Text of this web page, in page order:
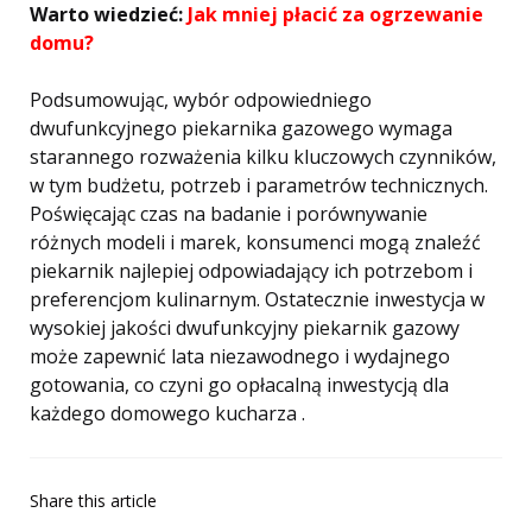
Warto wiedzieć: Jak mniej płacić za ogrzewanie
domu?
Podsumowując, wybór odpowiedniego
dwufunkcyjnego piekarnika gazowego wymaga
starannego rozważenia kilku kluczowych czynników,
w tym budżetu, potrzeb i parametrów technicznych.
Poświęcając czas na badanie i porównywanie
różnych modeli i marek, konsumenci mogą znaleźć
piekarnik najlepiej odpowiadający ich potrzebom i
preferencjom kulinarnym. Ostatecznie inwestycja w
wysokiej jakości dwufunkcyjny piekarnik gazowy
może zapewnić lata niezawodnego i wydajnego
gotowania, co czyni go opłacalną inwestycją dla
każdego domowego kucharza .
Share this article